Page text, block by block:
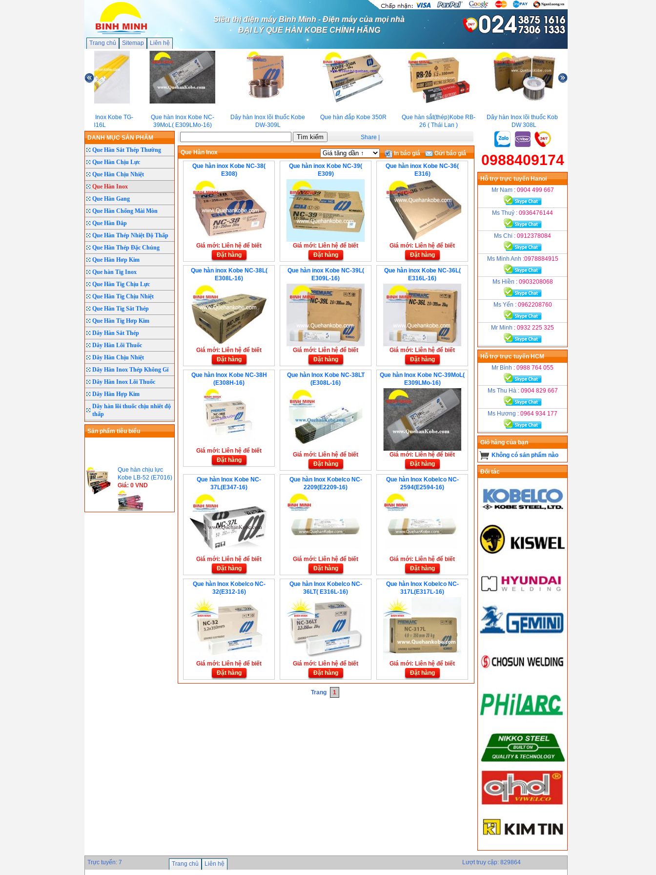
Siêu thị điện máy Bình Minh - Điện máy của mọi nhà
ĐẠI LÝ QUE HÀN KOBE CHÍNH HÃNG
Trang chủ Sitemap Liên hệ
Que hàn Tig Inox Kobe TG-
S316L
Que hàn Inox Kobe NC-
39MoL( E309LMo-16)
Dây hàn Inox lõi thuốc Kobe
DW-309L
Que hàn đắp Kobe 350R
Que hàn sắt(thép)Kobe RB-
26 ( Thái Lan )
Dây hàn Inox lõi thuốc Kobe
DW 308L
DANH MỤC SẢN PHẨM
Que Hàn Sắt Thép Thường
Que Hàn Chịu Lực
Que Hàn Chịu Nhiệt
Que Hàn Inox
Que Hàn Gang
Que Hàn Chống Mài Mòn
Que Hàn Đắp
Que Hàn Thép Nhiệt Độ Thấp
Que Hàn Thép Đặc Chủng
Que Hàn Hơp Kim
Que hàn Tig Inox
Que Hàn Tig Chịu Lực
Que Hàn Tig Chịu Nhiệt
Que Hàn Tig Sắt Thép
Que Hàn Tig Hơp Kim
Dây Hàn Sắt Thép
Dây Hàn Lõi Thuốc
Dây Hàn Chịu Nhiệt
Dây Hàn Inox Thép Không Gỉ
Dây Hàn Inox Lõi Thuốc
Dây Hàn Hợp Kim
Dây hàn lõi thuốc chịu nhiêt độ
thấp
Sản phẩm tiêu biểu
Que hàn chịu lực
Kobe LB-52 (E7016)
Giá: 0 VND
Share
Que Hàn Inox In báo giá
Gửi báo giá
Que hàn inox Kobe NC-38(
E308)
Giá mới: Liên hệ để biết
Đặt hàng
Que hàn inox Kobe NC-39(
E309)
Giá mới: Liên hệ để biết
Đặt hàng
Que hàn inox Kobe NC-36(
E316)
Giá mới: Liên hệ để biết
Đặt hàng
Que hàn inox Kobe NC-38L(
E308L-16)
Giá mới: Liên hệ để biết
Đặt hàng
Que hàn inox Kobe NC-39L(
E309L-16)
Giá mới: Liên hệ để biết
Đặt hàng
Que hàn inox Kobe NC-36L(
E316L-16)
Giá mới: Liên hệ để biết
Đặt hàng
Que hàn Inox Kobe NC-38H
(E308H-16)
Giá mới: Liên hệ để biết
Đặt hàng
Que hàn Inox Kobe NC-38LT
(E308L-16)
Giá mới: Liên hệ để biết
Đặt hàng
Que hàn Inox Kobe NC-39MoL(
E309LMo-16)
Giá mới: Liên hệ để biết
Đặt hàng
Que hàn Inox Kobe NC-
37L(E347-16)
Giá mới: Liên hệ để biết
Đặt hàng
Que hàn Inox Kobelco NC-
2209(E2209-16)
Giá mới: Liên hệ để biết
Đặt hàng
Que hàn Inox Kobelco NC-
2594(E2594-16)
Giá mới: Liên hệ để biết
Đặt hàng
Que hàn Inox Kobelco NC-
32(E312-16)
Giá mới: Liên hệ để biết
Đặt hàng
Que hàn Inox Kobelco NC-
36LT( E316L-16)
Giá mới: Liên hệ để biết
Đặt hàng
Que hàn Inox Kobelco NC-
317L(E317L-16)
Giá mới: Liên hệ để biết
Đặt hàng
Trang 1
0988409174
Hỗ trợ trực tuyến Hanoi
Mr Nam : 0904 499 667
Ms Thuỷ : 0936476144
Ms Chi : 0912378084
Ms Minh Anh :0978884915
Ms Hiền : 0903208068
Ms Yến : 0962208760
Mr Minh : 0932 225 325
Hỗ trợ trực tuyến HCM
Mr Bình : 0988 764 055
Ms Thu Hà : 0904 829 667
Ms Hương : 0964 934 177
Giỏ hàng của bạn
Không có sản phẩm nào
Đối tác
Trực tuyến: 7 Trang chủ Liên hệ Lượt truy cập: 829864